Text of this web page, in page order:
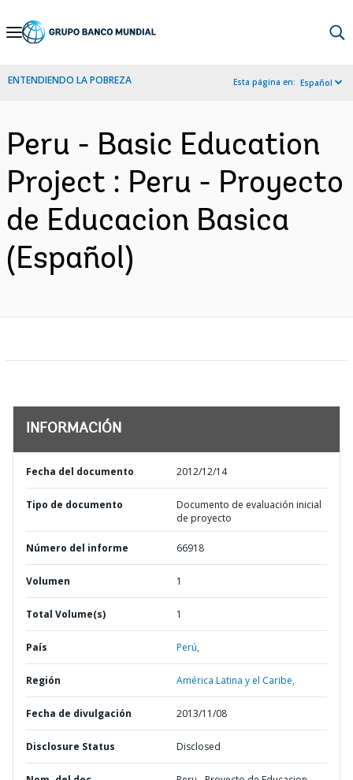
Skip
Navigation
ENTENDIENDO LA POBREZA Esta página en: Español
Peru - Basic Education
Project : Peru - Proyecto
de Educacion Basica
(Español)
INFORMACIÓN
Fecha del documento 2012/12/14
Tipo de documento
Documento de evaluación inicial
de proyecto
Número del informe 66918
Volumen 1
Total Volume(s) 1
País Perú,
Región América Latina y el Caribe,
Fecha de divulgación 2013/11/08
Disclosure Status Disclosed